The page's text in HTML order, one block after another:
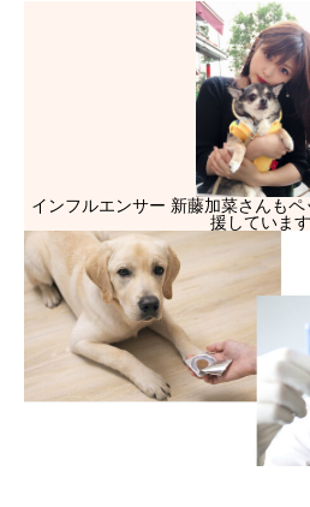
インフルエンサー 新藤加菜さんも
援しています